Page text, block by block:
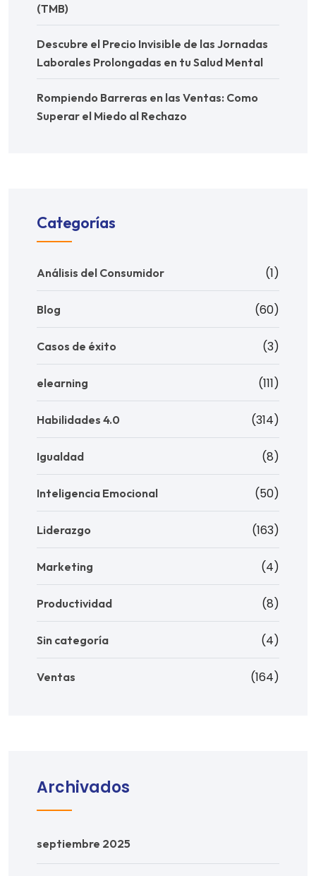
(TMB)
Descubre el Precio Invisible de las Jornadas
Laborales Prolongadas en tu Salud Mental
Rompiendo Barreras en las Ventas: Como
Superar el Miedo al Rechazo
Categorías
Análisis del Consumidor (1)
Blog (60)
Casos de éxito (3)
elearning (111)
Habilidades 4.0 (314)
Igualdad (8)
Inteligencia Emocional (50)
Liderazgo (163)
Marketing (4)
Productividad (8)
Sin categoría (4)
Ventas (164)
Archivados
septiembre 2025